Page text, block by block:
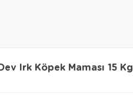
Irk Köpek Maması 15 Kg